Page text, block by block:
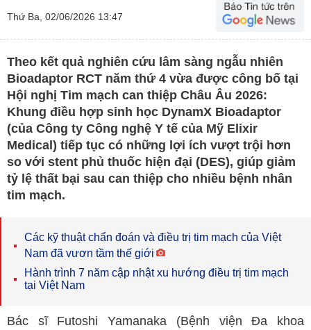
Thứ Ba, 02/06/2026 13:47
Theo kết quả nghiên cứu lâm sàng ngẫu nhiên
Bioadaptor RCT năm thứ 4 vừa được công bố tại
Hội nghị Tim mạch can thiệp Châu Âu 2026:
Khung điều hợp sinh học DynamX Bioadaptor
(của Công ty Công nghệ Y tế của Mỹ Elixir
Medical) tiếp tục có những lợi ích vượt trội hơn
so với stent phủ thuốc hiện đại (DES), giúp giảm
tỷ lệ thất bại sau can thiệp cho nhiều bệnh nhân
tim mạch.
Các kỹ thuật chẩn đoán và điều trị tim mạch của Việt
Nam đã vươn tầm thế giới
Hành trình 7 năm cập nhật xu hướng điều trị tim mạch
tại Việt Nam
Bác sĩ Futoshi Yamanaka (Bệnh viện Đa khoa